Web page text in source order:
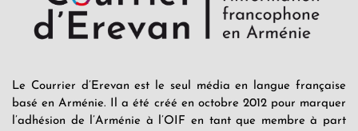
Le Courrier d’Erevan est le seul média en langue française
basé en Arménie. Il a été créé en octobre 2012 pour marquer
l’adhésion de l’Arménie à l’OIF en tant que membre à part